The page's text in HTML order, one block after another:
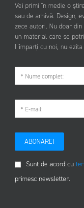
Vei primi în medie o
sau de arhivă. Design,
zece autori. Nu doar
un material care se
l împarți cu noi, nu
ABONARE!
Sunt de acord cu
primesc newsletter.